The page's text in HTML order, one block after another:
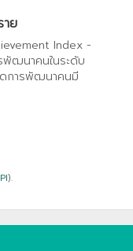
าย
Index -
พัฒนาคนในระดับ
ดการพัฒนาคนมี
).